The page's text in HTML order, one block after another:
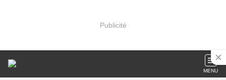
Publicité
MENU